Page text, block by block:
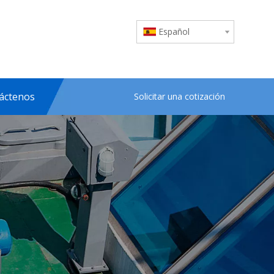
Español
Solicitar una cotización